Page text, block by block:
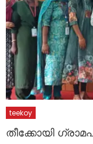
teekoy
തീക്കോയി